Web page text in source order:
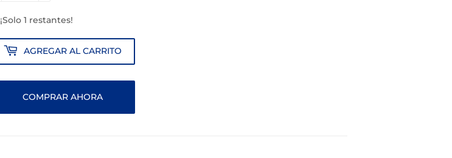
¡Solo 1 restantes!
AGREGAR AL CARRITO
COMPRAR AHORA